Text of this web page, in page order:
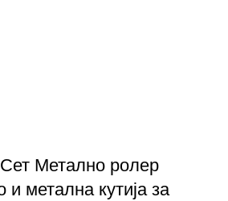
Метално ролер
и метална кутија за